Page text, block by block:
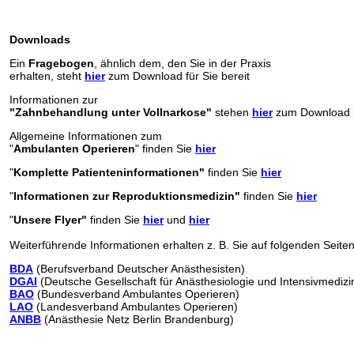
Downloads
Ein Fragebogen , ähnlich dem, den Sie in der Praxis
erhalten, steht hierzum Download für Sie bereit
Informationen zur
"Zahnbehandlung unter Vollnarkose" stehen hierzum Download
Allgemeine Informationen zum
"Ambulanten Operieren" finden Sie hier
"Komplette Patienteninformationen" finden Sie hier
"Informationen zur Reproduktionsmedizin" finden Sie hier
"Unsere Flyer" finden Sie hierund hier
Weiterführende Informationen erhalten z. B. Sie auf folgenden
BDA (Berufsverband Deutscher Anästhesisten)
DGAI (Deutsche Gesellschaft für Anästhesiologie und
BAO (Bundesverband Ambulantes Operieren)
LAO (Landesverband Ambulantes Operieren)
ANBB (Anästhesie Netz Berlin Brandenburg)